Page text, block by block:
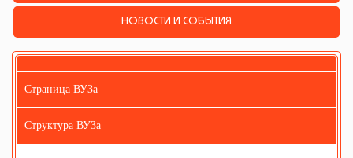
НОВОСТИ И СОБЫТИЯ
Страница ВУЗа
Структура ВУЗа